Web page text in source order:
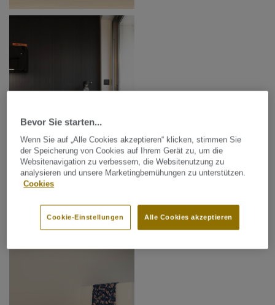
Bevor Sie starten...
Wenn Sie auf „Alle Cookies akzeptieren“ klicken, stimmen Sie
der Speicherung von Cookies auf Ihrem Gerät zu, um die
Websitenavigation zu verbessern, die Websitenutzung zu
analysieren und unsere Marketingbemühungen zu unterstützen.
Cookies
Alle Cookies akzeptieren
Cookie-Einstellungen